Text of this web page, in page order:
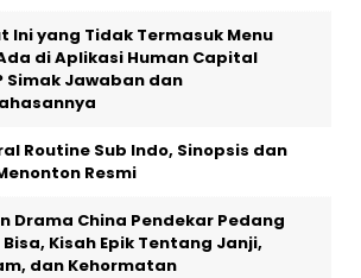
Ini yang Tidak Termasuk Menu
di Aplikasi Human Capital
Simak Jawaban dan
Routine Sub Indo, Sinopsis dan
Resmi
Drama China Pendekar Pedang
Kisah Epik Tentang Janji,
dan Kehormatan